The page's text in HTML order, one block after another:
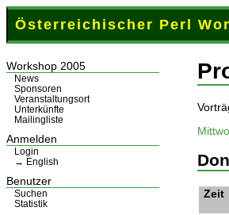
Österreichischer Perl
Zeit
Workshop 2005
News
Sponsoren
Veranstaltungsort
Unterkünfte
Mailingliste
Anmelden
Login
→ English
Benutzer
Suchen
Statistik